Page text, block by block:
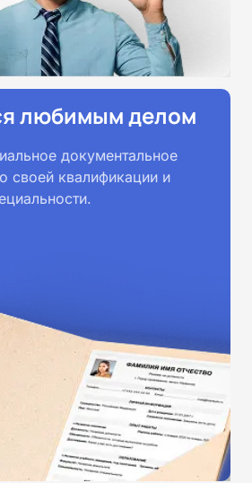
любимым делом
документальное
своей квалификации и